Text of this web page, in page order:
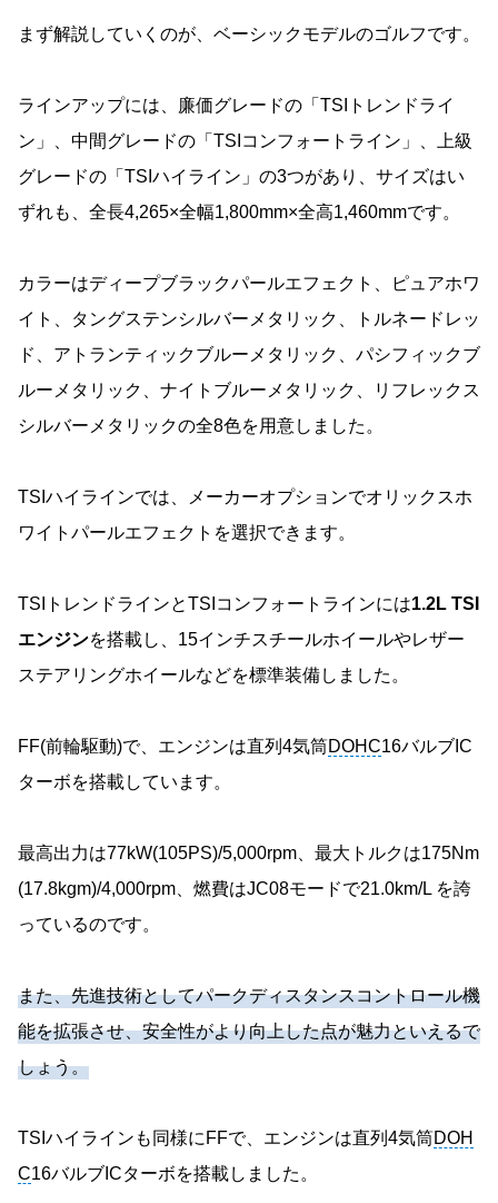
まず解説していくのが、ベーシックモデルのゴルフです。
ラインアップには、廉価グレードの「TSIトレンドライ
ン」、中間グレードの「TSIコンフォートライン」、上級
グレードの「TSIハイライン」の3つがあり、サイズはい
ずれも、全長4,265×全幅1,800mm×全高1,460mmです。
カラーはディープブラックパールエフェクト、ピュアホワ
イト、タングステンシルバーメタリック、トルネードレッ
ド、アトランティックブルーメタリック、パシフィックブ
ルーメタリック、ナイトブルーメタリック、リフレックス
シルバーメタリックの全8色を用意しました。
TSIハイラインでは、メーカーオプションでオリックスホ
ワイトパールエフェクトを選択できます。
TSIトレンドラインとTSIコンフォートラインには1.2L TSI
エンジンを搭載し、15インチスチールホイールやレザー
ステアリングホイールなどを標準装備しました。
FF(前輪駆動)で、エンジンは直列4気筒DOHC16バルブIC
ターボを搭載しています。
最高出力は77kW(105PS)/5,000rpm、最大トルクは175Nm
(17.8kgm)/4,000rpm、燃費はJC08モードで21.0km/L を誇
っているのです。
また、先進技術としてパークディスタンスコントロール機
能を拡張させ、安全性がより向上した点が魅力といえるで
しょう。
TSIハイラインも同様にFFで、エンジンは直列4気筒DOH
C16バルブICターボを搭載しました。